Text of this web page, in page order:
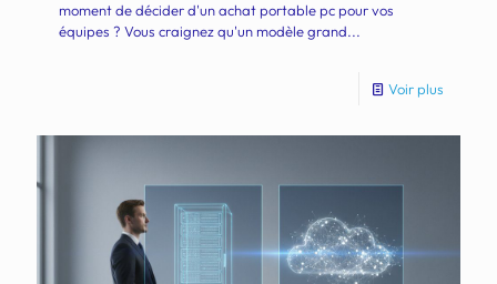
moment de décider d'un achat portable pc pour vos
équipes ? Vous craignez qu'un modèle grand...
Voir plus